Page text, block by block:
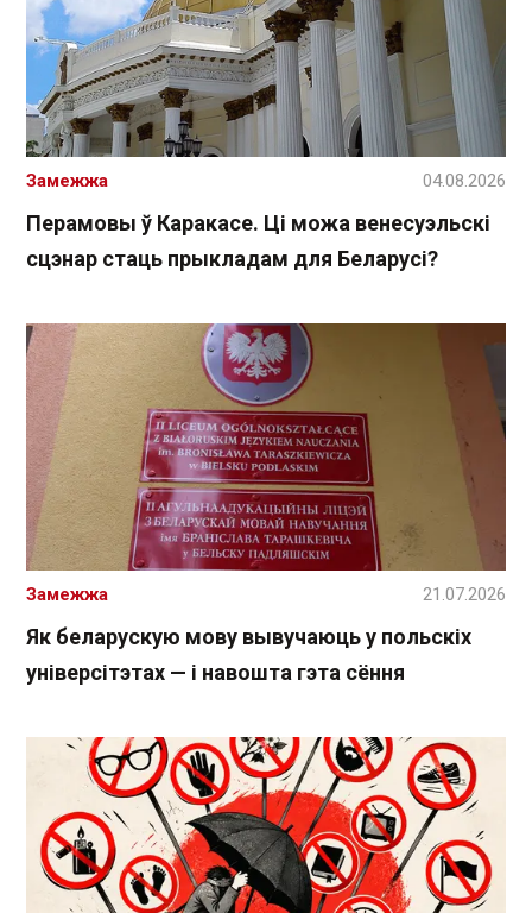
Перамовы ў Каракасе. Ці можа венесуэльскі
сцэнар стаць прыкладам для Беларусі?
Замежжа 04.08.2026
Як беларускую мову вывучаюць у польскіх
універсітэтах — і навошта гэта сёння
Замежжа 21.07.2026